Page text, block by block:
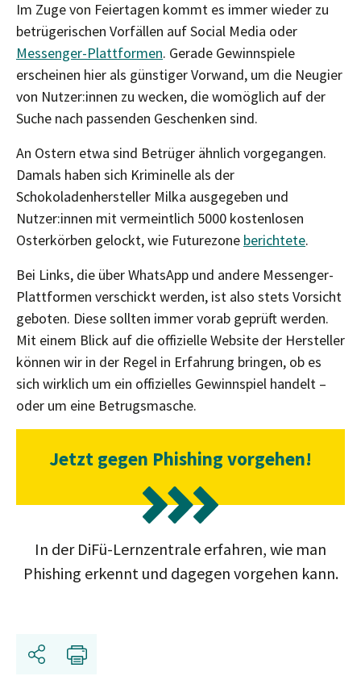
Im Zuge von Feiertagen kommt es immer wieder zu
betrügerischen Vorfällen auf Social Media oder
Messenger-Plattformen. Gerade Gewinnspiele
erscheinen hier als günstiger Vorwand, um die Neugier
von Nutzer:innen zu wecken, die womöglich auf der
Suche nach passenden Geschenken sind.
An Ostern etwa sind Betrüger ähnlich vorgegangen.
Damals haben sich Kriminelle als der
Schokoladenhersteller Milka ausgegeben und
Nutzer:innen mit vermeintlich 5000 kostenlosen
Osterkörben gelockt, wie Futurezone berichtete.
Bei Links, die über WhatsApp und andere Messenger-
Plattformen verschickt werden, ist also stets Vorsicht
geboten. Diese sollten immer vorab geprüft werden.
Mit einem Blick auf die offizielle Website der Hersteller
können wir in der Regel in Erfahrung bringen, ob es
sich wirklich um ein offizielles Gewinnspiel handelt –
oder um eine Betrugsmasche.
Jetzt gegen Phishing vorgehen!
In der DiFü-Lernzentrale erfahren, wie man
Phishing erkennt und dagegen vorgehen kann.
Teilen